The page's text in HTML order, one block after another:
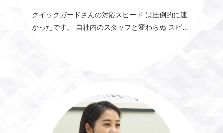
クイックガードさんの対応スピード は圧倒的に速
かったです。 自社内のスタッフと変わらぬ スピー